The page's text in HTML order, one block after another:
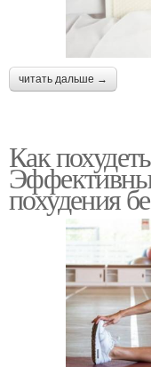
читать дальше →
Как
похудения